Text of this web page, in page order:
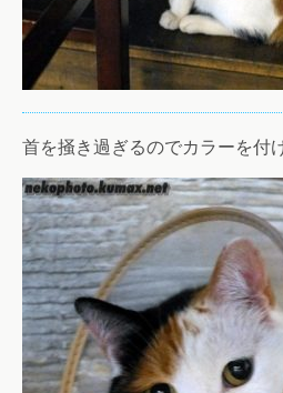
首を掻き過ぎるのでカラーを付